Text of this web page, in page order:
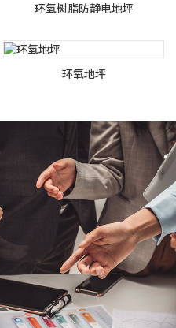
环氧树脂防静电地坪
环氧地坪